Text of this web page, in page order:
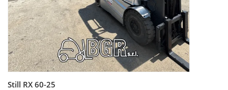
Still RX 60-25